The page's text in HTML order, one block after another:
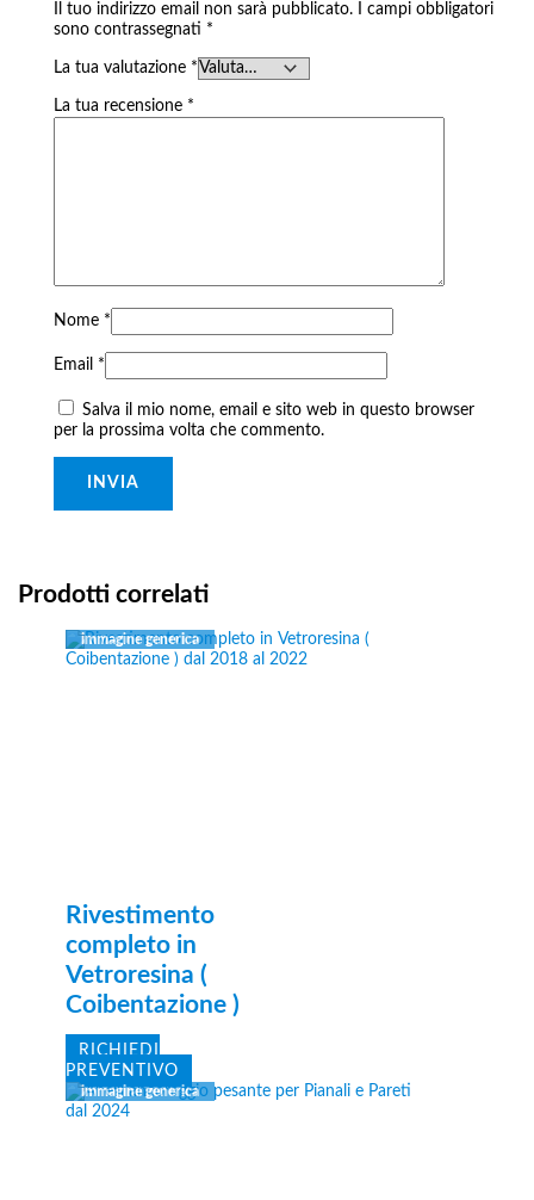
Il tuo indirizzo email non sarà pubblicato.
I campi obbligatori
sono contrassegnati *
La tua valutazione *
La tua recensione *
Nome *
Email *
Salva il mio nome, email e sito web in questo browser
per la prossima volta che commento.
Prodotti correlati
Rivestimento
completo in
Vetroresina (
Coibentazione )
RICHIEDI
PREVENTIVO